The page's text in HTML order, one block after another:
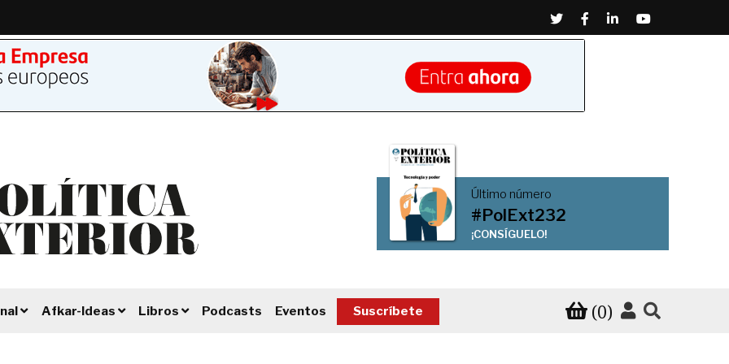
TwitterFacebook
LinkedinYoutube
Último número
#PolExt232
¡CONSÍGUELO!
Afkar-Ideas Libros Podcasts Eventos Suscríbete (0)